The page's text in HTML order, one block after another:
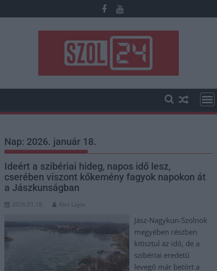
to
Nap: 2026. január 18.
Ideért a szibériai hideg, napos idő lesz,
cserében viszont kőkemény fagyok napokon át
a Jászkunságban
2026.01.18. Kiss Lajos
Jász-Nagykun-Szolnok
megyében részben
kitisztul az idő, de a
szibériai eredetű
levegő már betört a